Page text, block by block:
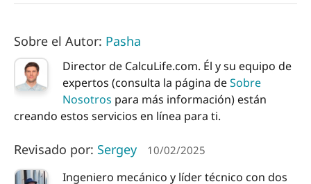
Sobre el Autor: Pasha
Director de CalcuLife.com. Él y su equipo de
expertos (consulta la página deSobre
Nosotros para más información) están
creando estos servicios en línea para ti.
Revisado por: Sergey 10/02/2025
Ingeniero mecánico y líder técnico con dos